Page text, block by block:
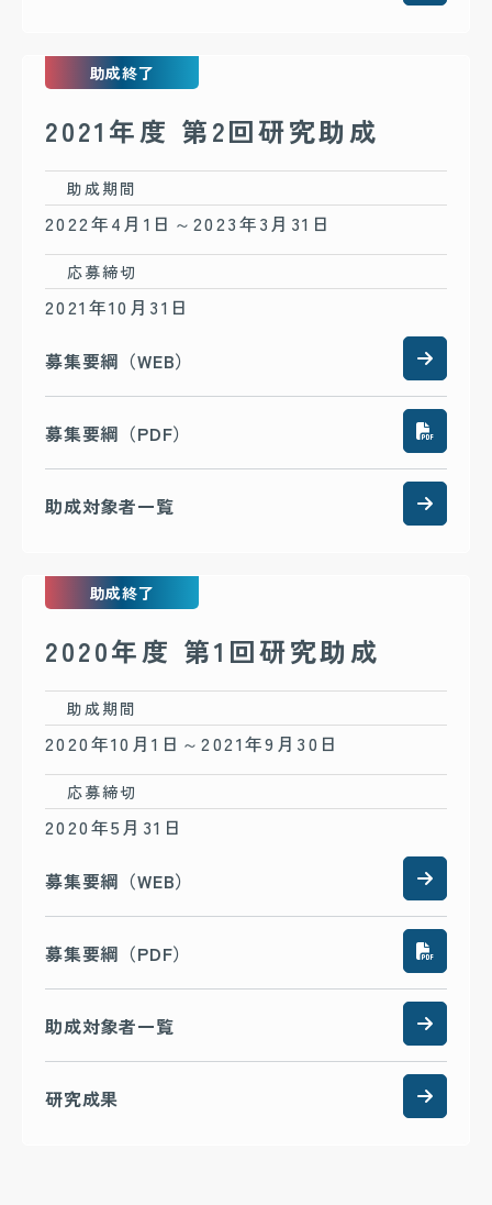
助成終了
2021年度 第2回研究助成
助成期間
2022年4月1日～2023年3月31日
応募締切
2021年10月31日
募集要綱（WEB）
募集要綱（PDF）
助成対象者一覧
助成終了
2020年度 第1回研究助成
助成期間
2020年10月1日～2021年9月30日
応募締切
2020年5月31日
募集要綱（WEB）
募集要綱（PDF）
助成対象者一覧
研究成果